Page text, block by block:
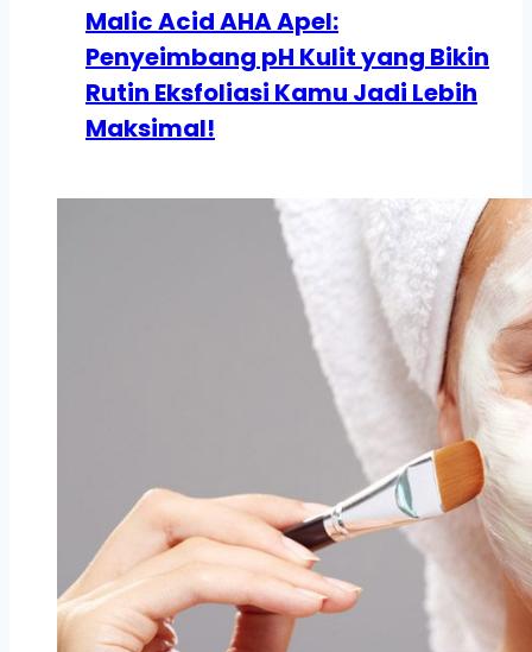
Malic Acid AHA Apel:
Penyeimbang pH Kulit yang Bikin
Rutin Eksfoliasi Kamu Jadi Lebih
Maksimal!